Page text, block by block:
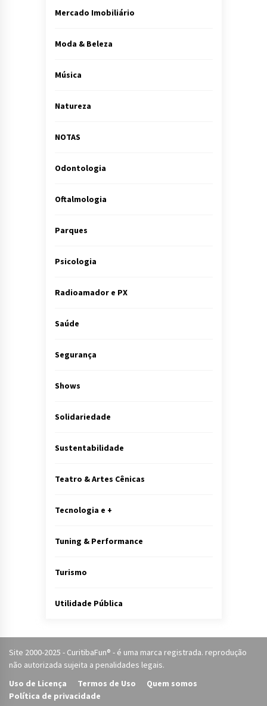
Mercado Imobiliário
Moda & Beleza
Música
Natureza
NOTAS
Odontologia
Oftalmologia
Parques
Psicologia
Radioamador e PX
Saúde
Segurança
Shows
Solidariedade
Sustentabilidade
Teatro & Artes Cênicas
Tecnologia e +
Tuning & Performance
Turismo
Utilidade Pública
Site 2000-2025 - CuritibaFun® - é uma marca registrada. reprodução
não autorizada sujeita a penalidades legais.
Uso de Licença
Termos de Uso
Quem somos
Política de privacidade